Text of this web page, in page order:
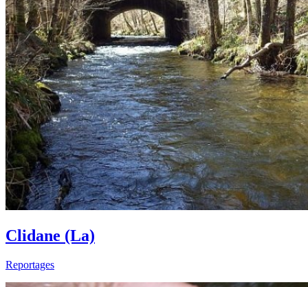
Clidane (La)
Reportages